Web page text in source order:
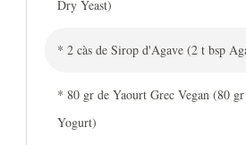
Dry Yeast)
* 2 càs de Sirop d'Agave (2 t bsp
* 80 gr de Yaourt Grec Vegan (80
Yogurt)